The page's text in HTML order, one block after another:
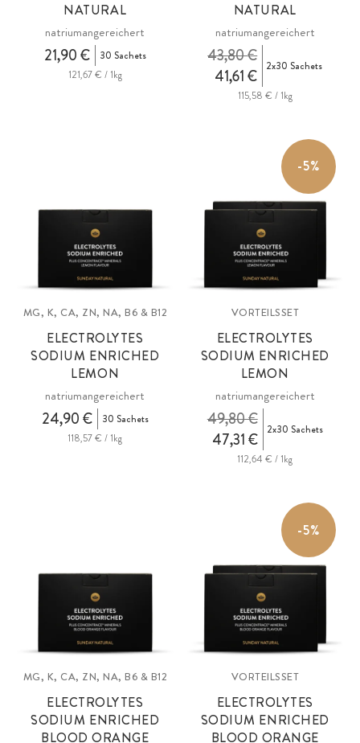
NATURAL
natriumangereichert
21,90 €
30 Sachets
121,67 € / 1kg
NATURAL
natriumangereichert
41,61 €
43,80 € 2x30 Sachets
115,58 € / 1kg
MG, K, CA, ZN, NA, B6 & B12
ELECTROLYTES
SODIUM ENRICHED
LEMON
natriumangereichert
24,90 €
30 Sachets
118,57 € / 1kg
-5%
VORTEILSSET
ELECTROLYTES
SODIUM ENRICHED
LEMON
natriumangereichert
47,31 €
49,80 € 2x30 Sachets
112,64 € / 1kg
MG, K, CA, ZN, NA, B6 & B12
ELECTROLYTES
SODIUM ENRICHED
BLOOD ORANGE
-5%
VORTEILSSET
ELECTROLYTES
SODIUM ENRICHED
BLOOD ORANGE